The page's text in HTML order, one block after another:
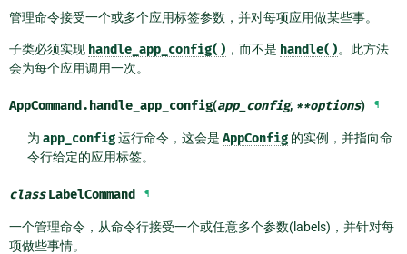
管理命令接受一个或多个应用标签参数，并对每项应用做某些事。
子类必须实现 handle_app_config() ，而不是 handle()。此方法
会为每个应用调用一次。
AppCommand.handle_app_config(app_config, **options) ¶
为 app_config运行命令，这会是 AppConfig的实例，并指向命
令行给定的应用标签。
class LabelCommand ¶
一个管理命令，从命令行接受一个或任意多个参数(labels)，并针对每
项做些事情。